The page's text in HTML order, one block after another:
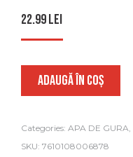
22.99lei
ADAUGĂ ÎN COȘ
Categories: APA DE GURA
SKU: 7610108006878